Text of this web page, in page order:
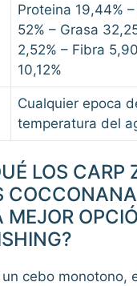
Proteina 19,44%
52% – Grasa
2,52% – Fibra
10,12%
Cualquier epoca
temperatura del
LOS CARP
MEJOR
cebo monotono,